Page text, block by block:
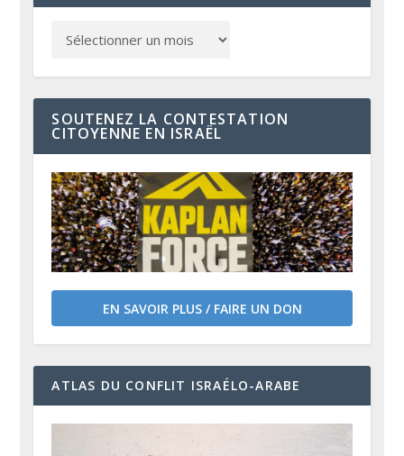
SOUTENEZ LA CONTESTATION
CITOYENNE EN ISRAËL
EN SAVOIR PLUS / FAIRE UN DON
ATLAS DU CONFLIT ISRAÉLO-ARABE